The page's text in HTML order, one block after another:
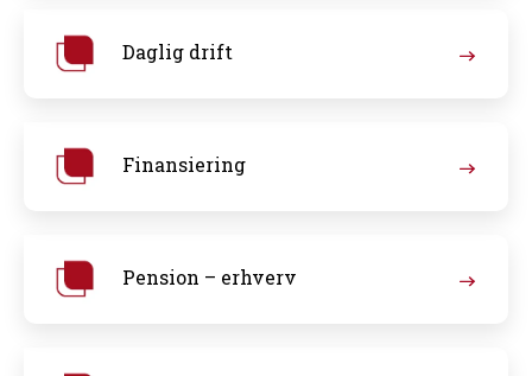
Daglig drift
Finansiering
Pension – erhverv